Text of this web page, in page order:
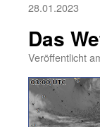
28.01.2023
Das
Veröffentlicht